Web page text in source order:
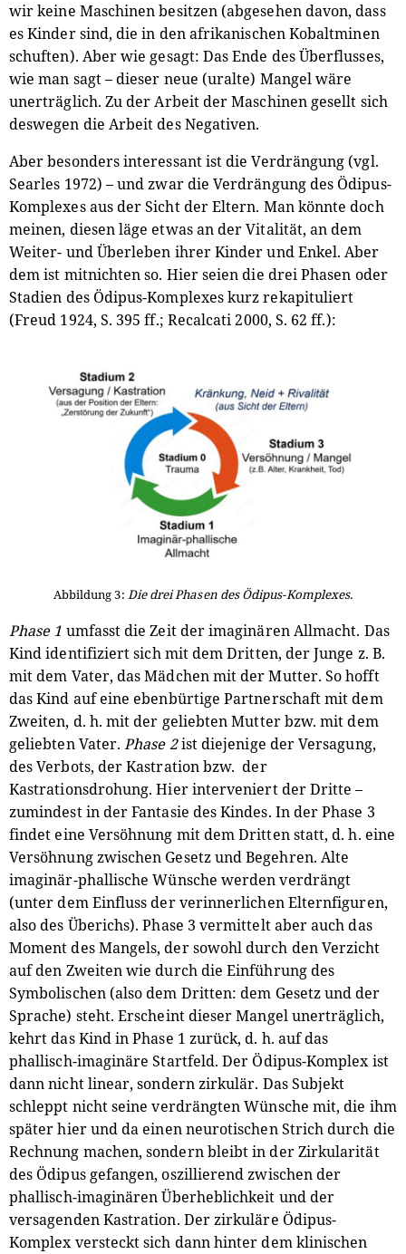
wir keine Maschinen besitzen (abgesehen davon, dass
es Kinder sind, die in den afrikanischen Kobaltminen
schuften). Aber wie gesagt: Das Ende des Überflusses,
wie man sagt – dieser neue (uralte) Mangel wäre
unerträglich. Zu der Arbeit der Maschinen gesellt sich
deswegen die Arbeit des Negativen.
Aber besonders interessant ist die Verdrängung (vgl.
Searles 1972) – und zwar die Verdrängung des Ödipus-
Komplexes aus der Sicht der Eltern. Man könnte doch
meinen, diesen läge etwas an der Vitalität, an dem
Weiter- und Überleben ihrer Kinder und Enkel. Aber
dem ist mitnichten so. Hier seien die drei Phasen oder
Stadien des Ödipus-Komplexes kurz rekapituliert
(Freud 1924, S. 395 ff.; Recalcati 2000, S. 62 ff.):
Abbildung 3: Die drei Phasen des Ödipus-Komplexes.
Phase 1 umfasst die Zeit der imaginären Allmacht. Das
Kind identifiziert sich mit dem Dritten, der Junge z. B.
mit dem Vater, das Mädchen mit der Mutter. So hofft
das Kind auf eine ebenbürtige Partnerschaft mit dem
Zweiten, d. h. mit der geliebten Mutter bzw. mit dem
geliebten Vater.Phase 2ist diejenige der Versagung,
des Verbots, der Kastration bzw. der
Kastrationsdrohung. Hier interveniert der Dritte –
zumindest in der Fantasie des Kindes. In der Phase 3
findet eine Versöhnung mit dem Dritten statt, d. h. eine
Versöhnung zwischen Gesetz und Begehren. Alte
imaginär-phallische Wünsche werden verdrängt
(unter dem Einfluss der verinnerlichen Elternfiguren,
also des Überichs). Phase 3 vermittelt aber auch das
Moment des Mangels, der sowohl durch den Verzicht
auf den Zweiten wie durch die Einführung des
Symbolischen (also dem Dritten: dem Gesetz und der
Sprache) steht. Erscheint dieser Mangel unerträglich,
kehrt das Kind in Phase 1 zurück, d. h. auf das
phallisch-imaginäre Startfeld. Der Ödipus-Komplex ist
dann nicht linear, sondern zirkulär. Das Subjekt
schleppt nicht seine verdrängten Wünsche mit, die ihm
später hier und da einen neurotischen Strich durch die
Rechnung machen, sondern bleibt in der Zirkularität
des Ödipus gefangen, oszillierend zwischen der
phallisch-imaginären Überheblichkeit und der
versagenden Kastration. Der zirkuläre Ödipus-
Komplex versteckt sich dann hinter dem klinischen